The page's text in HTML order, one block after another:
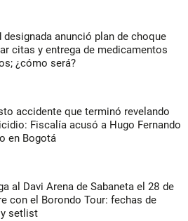
designada anunció plan de choque
citas y entrega de medicamentos
¿cómo será?
accidente que terminó revelando
Fiscalía acusó a Hugo Fernando
en Bogotá
al Davi Arena de Sabaneta el 28 de
con el Borondo Tour: fechas de
setlist